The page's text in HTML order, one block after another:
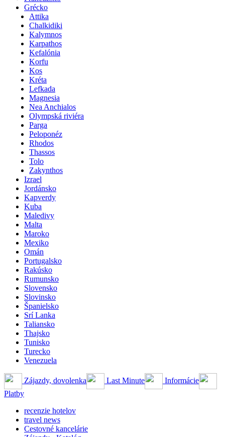
Grécko
Attika
Chalkidiki
Kalymnos
Karpathos
Kefalónia
Korfu
Kos
Kréta
Lefkada
Magnesia
Nea Anchialos
Olympská riviéra
Parga
Peloponéz
Rhodos
Thassos
Tolo
Zakynthos
Izrael
Jordánsko
Kapverdy
Kuba
Maledivy
Malta
Maroko
Mexiko
Omán
Portugalsko
Rakúsko
Rumunsko
Slovensko
Slovinsko
Španielsko
Srí Lanka
Taliansko
Thajsko
Tunisko
Turecko
Venezuela
Zájazdy, dovolenka Last Minute
Informácie
Platby
recenzie hotelov
travel news
Cestovné kancelárie